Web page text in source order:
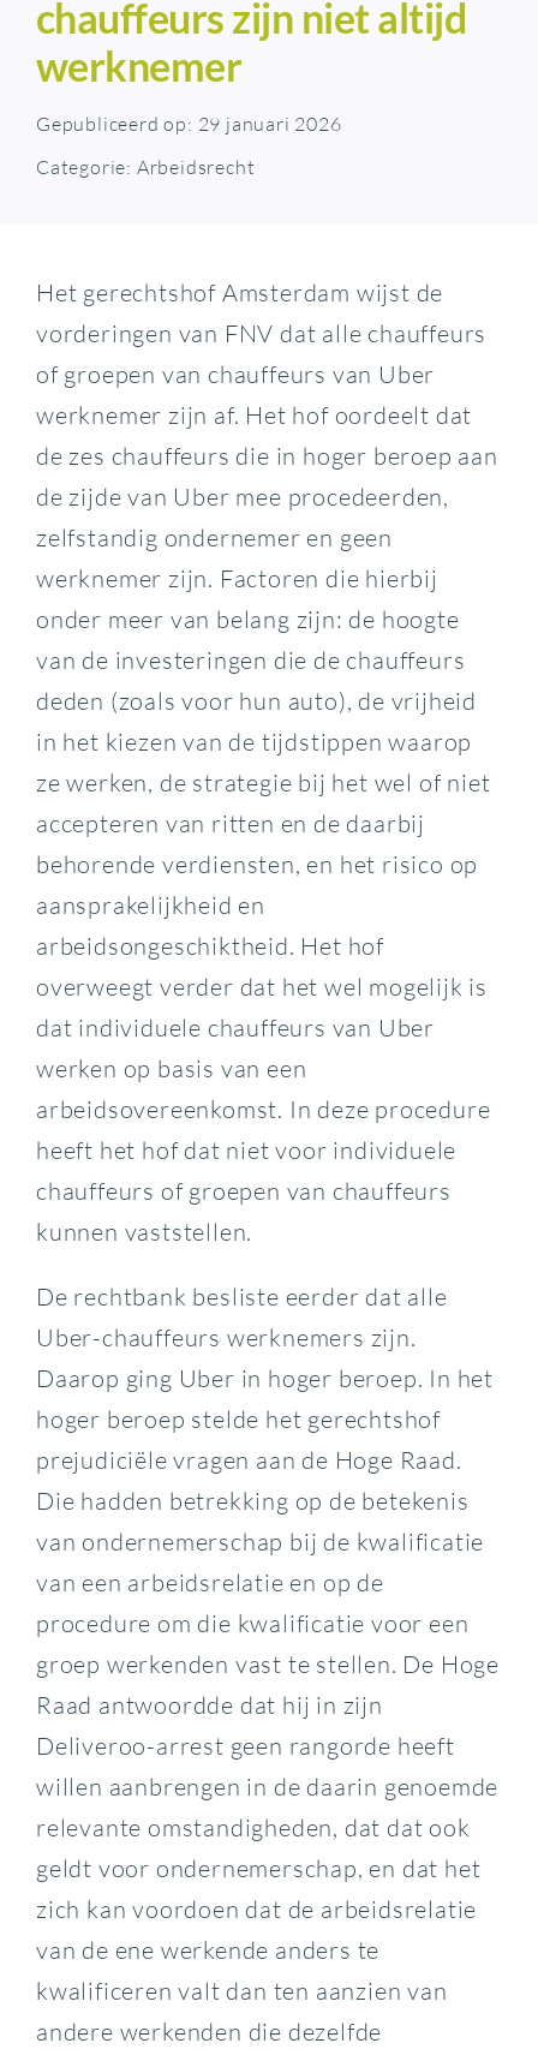
chauffeurs zijn niet altijd
werknemer
Gepubliceerd op: 29 januari 2026
Categorie: Arbeidsrecht
Het gerechtshof Amsterdam wijst de
vorderingen van FNV dat alle chauffeurs
of groepen van chauffeurs van Uber
werknemer zijn af. Het hof oordeelt dat
de zes chauffeurs die in hoger beroep aan
de zijde van Uber mee procedeerden,
zelfstandig ondernemer en geen
werknemer zijn. Factoren die hierbij
onder meer van belang zijn: de hoogte
van de investeringen die de chauffeurs
deden (zoals voor hun auto), de vrijheid
in het kiezen van de tijdstippen waarop
ze werken, de strategie bij het wel of niet
accepteren van ritten en de daarbij
behorende verdiensten, en het risico op
aansprakelijkheid en
arbeidsongeschiktheid. Het hof
overweegt verder dat het wel mogelijk is
dat individuele chauffeurs van Uber
werken op basis van een
arbeidsovereenkomst. In deze procedure
heeft het hof dat niet voor individuele
chauffeurs of groepen van chauffeurs
kunnen vaststellen.
De rechtbank besliste eerder dat alle
Uber-chauffeurs werknemers zijn.
Daarop ging Uber in hoger beroep. In het
hoger beroep stelde het gerechtshof
prejudiciële vragen aan de Hoge Raad.
Die hadden betrekking op de betekenis
van ondernemerschap bij de kwalificatie
van een arbeidsrelatie en op de
procedure om die kwalificatie voor een
groep werkenden vast te stellen. De Hoge
Raad antwoordde dat hij in zijn
Deliveroo-arrest geen rangorde heeft
willen aanbrengen in de daarin genoemde
relevante omstandigheden, dat dat ook
geldt voor ondernemerschap, en dat het
zich kan voordoen dat de arbeidsrelatie
van de ene werkende anders te
kwalificeren valt dan ten aanzien van
andere werkenden die dezelfde